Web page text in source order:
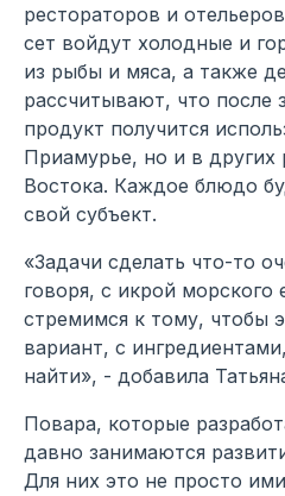
рестораторов и
сет войдут холодные и
из рыбы и мяса, а также
рассчитывают, что после
продукт получится
Приамурье, но и в других
Востока. Каждое блюдо
свой субъект.
«Задачи сделать что-то
говоря, с икрой
стремимся к тому, чтобы
вариант, с
найти», - добавила
Повара, которые
давно занимаются
Для них это не просто